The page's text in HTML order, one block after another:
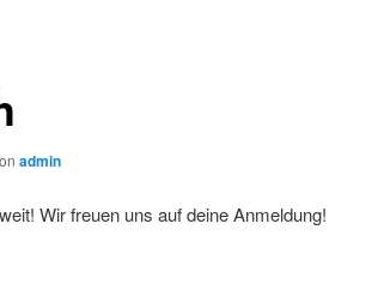
admin
Wir freuen uns auf deine Anmeldung!